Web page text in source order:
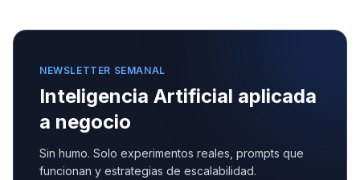
NEWSLETTER SEMANAL
Inteligencia Artificial aplicada
a negocio
Sin humo. Solo experimentos reales, prompts que
funcionan y estrategias de escalabilidad.